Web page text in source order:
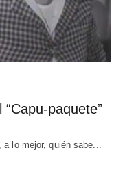
paquete”
a lo mejor, quién sabe...